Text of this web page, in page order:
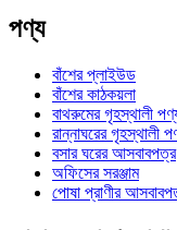
পণ্য
বাঁশের প্লাইউড
বাঁশের কাঠকয়লা
বাথরুমের গৃহস্থালী
রান্নাঘরের গৃহস্থালী
বসার ঘরের আসবাবপত্র
অফিসের সরঞ্জাম
পোষা প্রাণীর